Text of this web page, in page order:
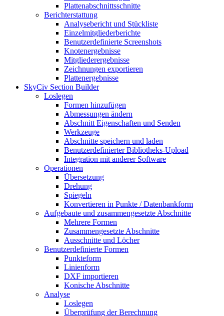
Plattenabschnittsschnitte
Berichterstattung
Analysebericht und Stückliste
Einzelmitgliederberichte
Benutzerdefinierte Screenshots
Knotenergebnisse
Mitgliederergebnisse
Zeichnungen exportieren
Plattenergebnisse
SkyCiv Section Builder
Loslegen
Formen hinzufügen
Abmessungen ändern
Abschnitt Eigenschaften und Senden
Werkzeuge
Abschnitte speichern und laden
Benutzerdefinierter Bibliotheks-Upload
Integration mit anderer Software
Operationen
Übersetzung
Drehung
Spiegeln
Konvertieren in Punkte / Datenbankform
Aufgebaute und zusammengesetzte Abschnitte
Mehrere Formen
Zusammengesetzte Abschnitte
Ausschnitte und Löcher
Benutzerdefinierte Formen
Punkteform
Linienform
DXF importieren
Konische Abschnitte
Analyse
Loslegen
Überprüfung der Berechnung